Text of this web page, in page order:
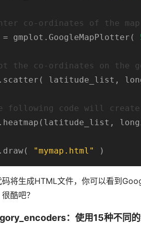
co-ordinates of the map
= gmplot.GoogleMapPlotter(
the co-ordinates on the
latitude_list,
following code will
"mymap.html" )
码将生成HTML文件，你可以看到
酷吧？
：使用15种不同